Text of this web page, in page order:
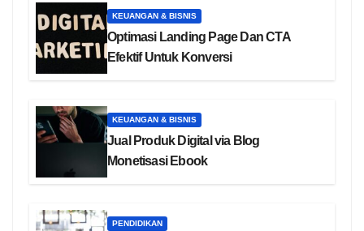
KEUANGAN & BISNIS
Optimasi Landing Page Dan CTA
Efektif Untuk Konversi
KEUANGAN & BISNIS
Jual Produk Digital via Blog
Monetisasi Ebook
PENDIDIKAN